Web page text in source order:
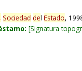
Sociedad delEstado,
Signatura